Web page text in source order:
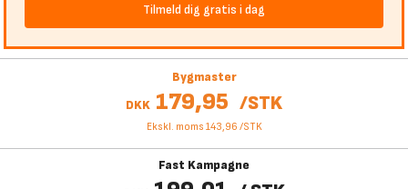
Tilmeld dig gratis i dag
Bygmaster
DKK 179,95 /STK
Ekskl. moms 143,96 /STK
Fast Kampagne